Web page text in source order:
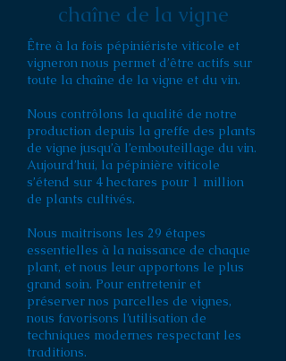
chaîne de la vigne
Être à la fois pépiniériste viticole et
vigneron nous permet d’être actifs sur
toute la chaîne de la vigne et du vin.
Nous contrôlons la qualité de notre
production depuis la greffe des plants
de vigne jusqu’à l’embouteillage du vin.
Aujourd’hui, la pépinière viticole
s’étend sur 4 hectares pour 1 million
de plants cultivés.
Nous maitrisons les 29 étapes
essentielles à la naissance de chaque
plant, et nous leur apportons le plus
grand soin. Pour entretenir et
préserver nos parcelles de vignes,
nous favorisons l’utilisation de
techniques modernes respectant les
traditions.